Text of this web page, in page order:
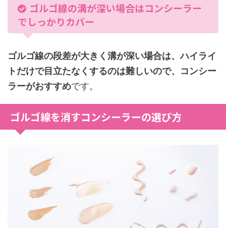
ゴルゴ線の溝が深い場合はコンシーラー
でしっかりカバー
ゴルゴ線の段差が大きく溝が深い場合は、ハイライ
トだけで目立たなくするのは難しいので、コンシー
ラーがおすすめです。
ゴルゴ線を消すコンシーラーの選び方